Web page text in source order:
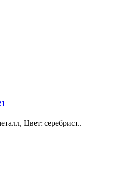
Цвет: серебрист..